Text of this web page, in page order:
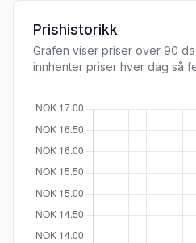
Prishistorikk
Grafen viser priser over 90
innhenter priser hver dag så